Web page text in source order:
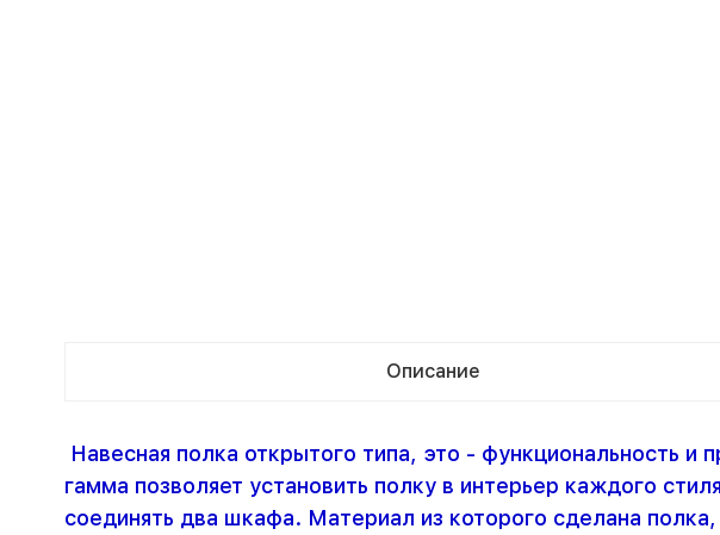
Описание
Навесная полка открытого типа, это - функциональность
гамма позволяет установить полку в интерьер каждого
соединять два шкафа. Материал из которого сделана